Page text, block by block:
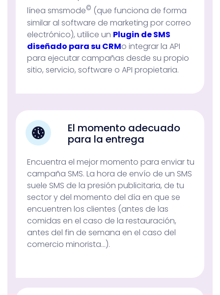
línea smsmode© (que funciona de forma
similar al software de marketing por correo
electrónico), utilice un Plugin de SMS
diseñado para su CRMo integrar la API
para ejecutar campañas desde su propio
sitio, servicio, software o API propietaria.
El momento adecuado
para la entrega
Encuentra el mejor momento para enviar tu
campaña SMS. La hora de envío de un SMS
suele SMS de la presión publicitaria, de tu
sector y del momento del día en que se
encuentren los clientes (antes de las
comidas en el caso de la restauración,
antes del fin de semana en el caso del
comercio minorista…).